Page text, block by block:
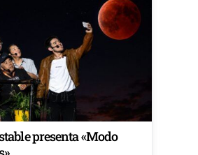
presenta «Modo